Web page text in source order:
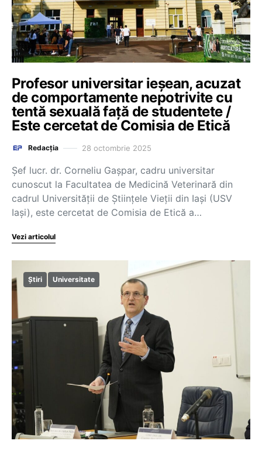
Profesor universitar ieșean, acuzat
de comportamente nepotrivite cu
tentă sexuală față de studentete /
Este cercetat de Comisia de Etică
Redacția 28 octombrie 2025
Șef lucr. dr. Corneliu Gașpar, cadru universitar
cunoscut la Facultatea de Medicină Veterinară din
cadrul Universității de Științele Vieții din Iași (USV
Iași), este cercetat de Comisia de Etică a…
Vezi articolul
Știri Universitate